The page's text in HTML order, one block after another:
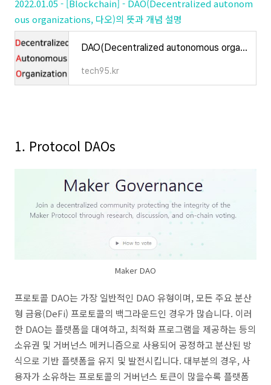
2022.01.05 - [Blockchain] - DAO(Decentralized autonom
ous organizations, 다오)의 뜻과 개념 설명
DAO(Decentralized autonomous organizations, 다오)의 뜻과 개념 설명
tech95.kr
1. Protocol DAOs
Maker DAO
프로토콜 DAO는 가장 일반적인 DAO 유형이며, 모든 주요 분산
형 금융(DeFi) 프로토콜의 백그라운드인 경우가 많습니다. 이러
한 DAO는 플랫폼을 대여하고, 최적화 프로그램을 제공하는 등의
소유권 및 거버넌스 메커니즘으로 사용되어 공정하고 분산된 방
식으로 기반 플랫폼을 유지 및 발전시킵니다. 대부분의 경우, 사
용자가 소유하는 프로토콜의 거버넌스 토큰이 많을수록 플랫폼